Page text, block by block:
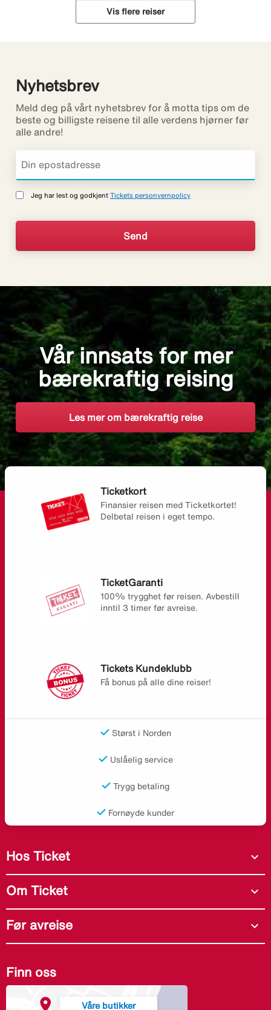
Vis flere reiser
Nyhetsbrev
Meld deg på vårt nyhetsbrev for å motta tips om de
beste og billigste reisene til alle verdens hjørner før
alle andre!
Jeg har lest og godkjent Tickets personvernpolicy
Vår innsats for mer
bærekraftig reising
Les mer om bærekraftig reise
Ticketkort
Finansier reisen med Ticketkortet!
Delbetal reisen i eget tempo.
TicketGaranti
100% trygghet før reisen. Avbestill
inntil 3 timer før avreise.
Tickets Kundeklubb
Få bonus på alle dine reiser!
Størst i Norden
Uslåelig service
Trygg betaling
Fornøyde kunder
Hos Ticket expand_more
Om Ticket expand_more
Før avreise expand_more
Finn oss
Våre butikker